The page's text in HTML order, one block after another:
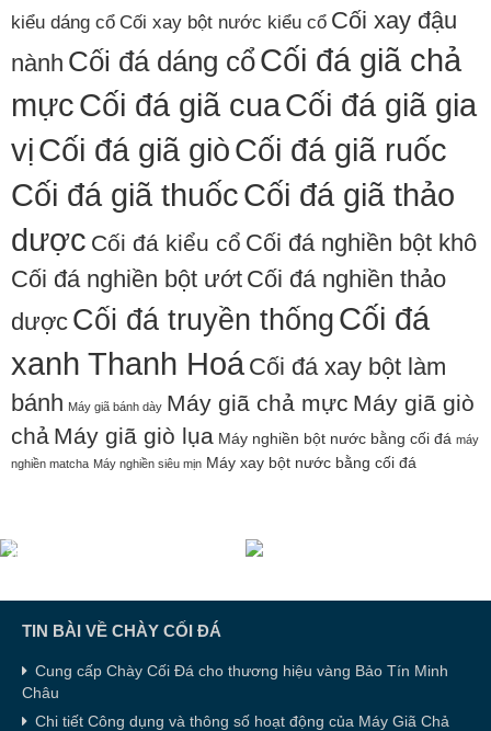
kiểu dáng cổ Cối xay bột nước kiểu cổ Cối xay đậu
nành Cối đá dáng cổCối đá giã chả
mựcCối đá giã cuaCối đá giã gia
vịCối đá giã giòCối đá giã ruốc
Cối đá giã thuốcCối đá giã thảo
dược Cối đá kiểu cổ Cối đá nghiền bột khô
Cối đá nghiền bột ướt Cối đá nghiền thảo
dược Cối đá truyền thốngCối đá
xanh Thanh Hoá Cối đá xay bột làm
bánh Máy giã bánh dày Máy giã chả mực Máy giã giò
chả Máy giã giò lụa Máy nghiền bột nước bằng cối đá máy
nghiền matcha Máy nghiền siêu mịn Máy xay bột nước bằng cối đá
TIN BÀI VỀ CHÀY CỐI ĐÁ
Cung cấp Chày Cối Đá cho thương hiệu vàng Bảo Tín Minh
Châu
Chi tiết Công dụng và thông số hoạt động của Máy Giã Chả